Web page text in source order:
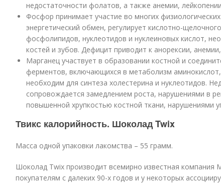
недостаточности фолатов, а также анемии,
Фосфор принимает участие во многих
энергетический обмен, регулирует кислотно-
фосфолипидов, нуклеотидов и нуклеиновых кислот,
костей и зубов. Дефицит приводит к анорексии,
Марганец участвует в образовании костной и
ферментов, включающихся в метаболизм
необходим для синтеза холестерина и нуклеотидов.
сопровождается замедлением роста, нарушениями в
повышенной хрупкостью костной ткани, нарушениями
Твикс калорийность. Шоколад Twix
Масса одной упаковки лакомства – 55 грамм.
Шоколад Twix производит всемирно известная компания
покупателям с далеких 90-х годов и у некоторых